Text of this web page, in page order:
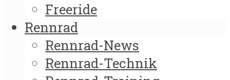
Freeride
Rennrad
Rennrad-News
Rennrad-Technik